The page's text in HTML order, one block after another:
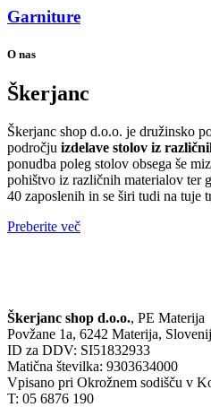
Garniture
O nas
Škerjanc
Škerjanc shop d.o.o. je družinsko
področju izdelave stolov iz
ponudba poleg stolov obsega še
pohištvo iz različnih materialov ter
40 zaposlenih in se širi tudi na tuje
Preberite več
Škerjanc shop d.o.o., PE Materija
Povžane 1a, 6242 Materija,
ID za DDV: SI51832933
Matična številka: 9303634000
Vpisano pri Okrožnem sodišču v
T: 05 6876 190